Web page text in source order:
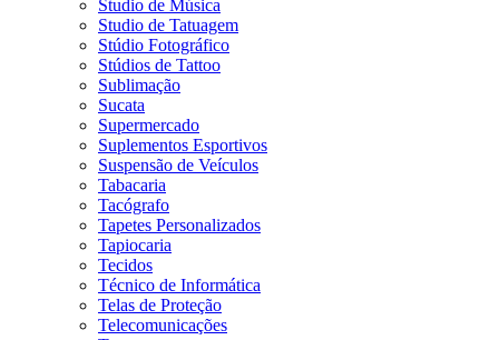
Studio de Música
Studio de Tatuagem
Stúdio Fotográfico
Stúdios de Tattoo
Sublimação
Sucata
Supermercado
Suplementos Esportivos
Suspensão de Veículos
Tabacaria
Tacógrafo
Tapetes Personalizados
Tapiocaria
Tecidos
Técnico de Informática
Telas de Proteção
Telecomunicações